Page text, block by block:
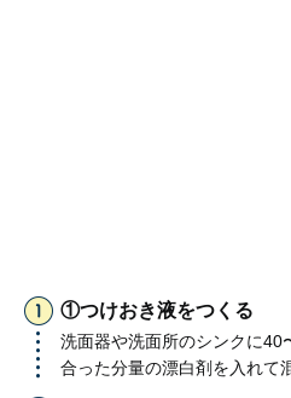
①つけおき液をつくる
洗面器や洗面所のシンクに
合った分量の漂白剤を入れて